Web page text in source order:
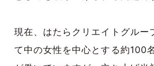
現在、はたらクリエイトグルー
て中の女性を中心とする約100